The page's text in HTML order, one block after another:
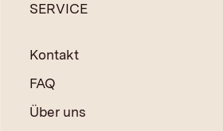
SERVICE
Kontakt
FAQ
Über uns